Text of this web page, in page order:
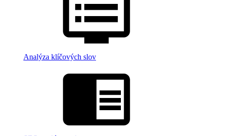
Analýza klíčových slov